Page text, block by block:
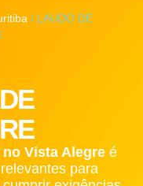
/ LAUDO DE
no Vista Alegre é
para